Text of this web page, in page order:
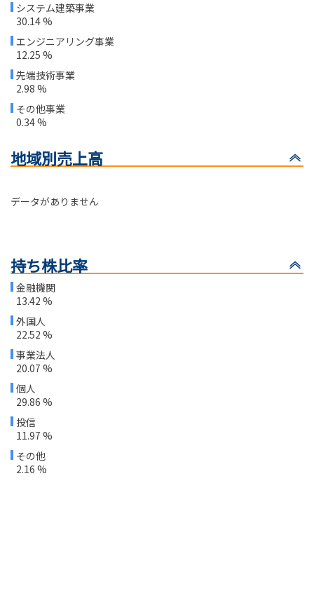
システム建築事業
30.14 %
エンジニアリング事業
12.25 %
先端技術事業
2.98 %
その他事業
0.34 %
地域別売上高
データがありません
持ち株比率
金融機関
13.42 %
外国人
22.52 %
事業法人
20.07 %
個人
29.86 %
投信
11.97 %
その他
2.16 %